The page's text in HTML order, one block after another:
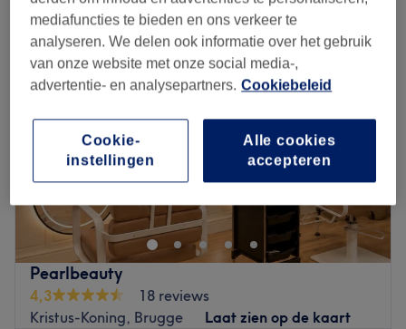
Pearlbeauty
4,3
18 reviews
Kristus-Koning, Brugge
Laat zien op de kaart
mediafuncties te bieden en ons verkeer te
analyseren. We delen ook informatie over het gebruik
van onze website met onze social media-,
advertentie- en analysepartners. Cookiebeleid
Alle cookies
accepteren
Cookie-
instellingen